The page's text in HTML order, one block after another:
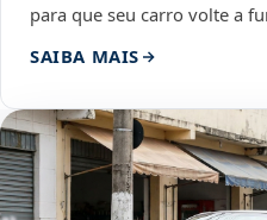
para que seu carro volte a
SAIBA MAIS